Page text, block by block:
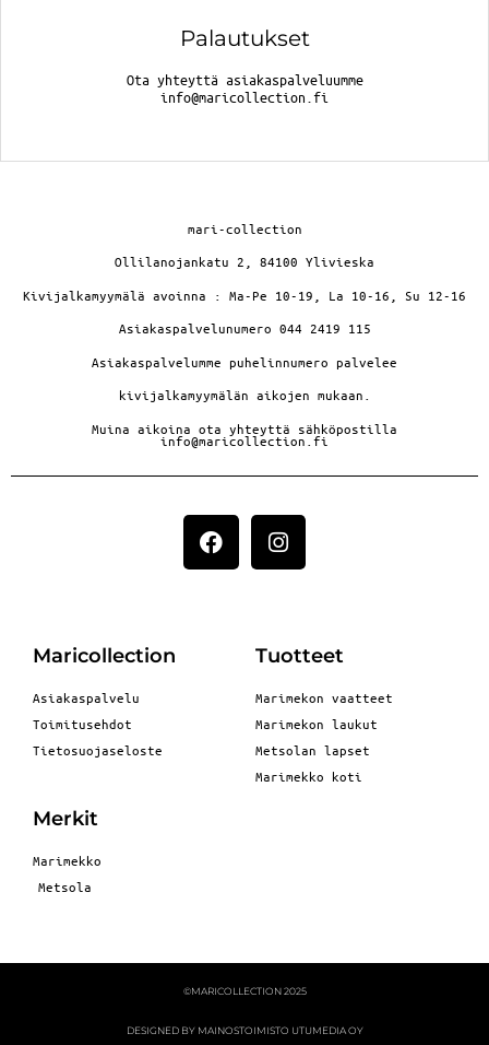
Palautukset
Ota yhteyttä asiakaspalveluumme
info@maricollection.fi
mari-collection
Ollilanojankatu 2, 84100 Ylivieska
Kivijalkamyymälä avoinna : Ma-Pe 10-19, La 10-16, Su 12-16
Asiakaspalvelunumero 044 2419 115
Asiakaspalvelumme puhelinnumero palvelee
kivijalkamyymälän aikojen mukaan.
Muina aikoina ota yhteyttä sähköpostilla
info@maricollection.fi
Maricollection
Asiakaspalvelu
Toimitusehdot
Tietosuojaseloste
Tuotteet
Marimekon vaatteet
Marimekon laukut
Metsolan lapset
Marimekko koti
Merkit
Marimekko
Metsola
©MARICOLLECTION 2025
DESIGNED BY MAINOSTOIMISTO UTUMEDIA OY